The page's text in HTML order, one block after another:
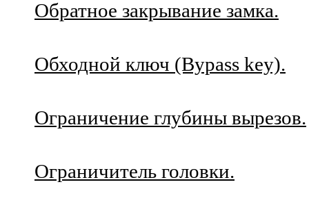
Обратное закрывание замка.
Обходной ключ (Bypass key).
Ограничение глубины вырезов.
Ограничитель головки.